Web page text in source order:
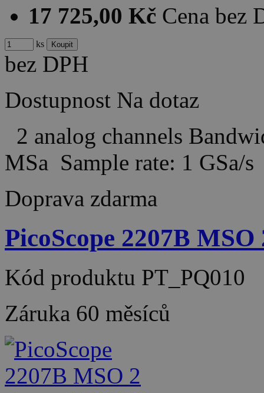
17 725,00 Kč Cena bez
ks
bez DPH
Dostupnost Na dotaz
2 analog channels
MSa Sample rate: 1
Doprava zdarma
PicoScope 2207B
Kód produktu PT_PQ010
Záruka 60 měsíců